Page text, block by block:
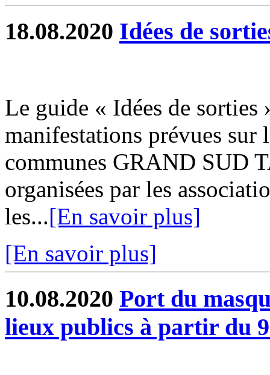
18.08.2020 Idées de
Le guide « Idées de sorties
manifestations prévues
communes GRAND SUD
organisées par les
les...[En savoir plus]
[En savoir plus]
10.08.2020 Port du
lieux publics à partir du